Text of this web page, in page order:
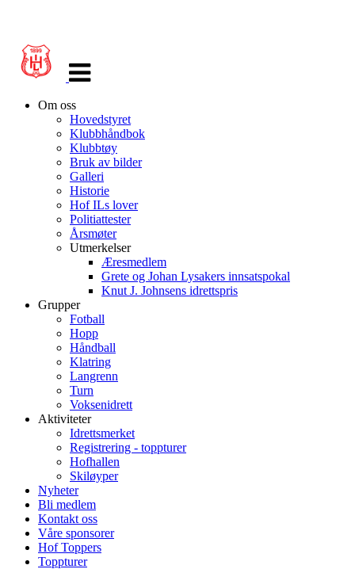
navigasjon
Om oss
Hovedstyret
Klubbhåndbok
Klubbtøy
Bruk av bilder
Galleri
Historie
Hof ILs lover
Politiattester
Årsmøter
Utmerkelser
Æresmedlem
Grete og Johan Lysakers innsatspokal
Knut J. Johnsens idrettspris
Grupper
Fotball
Hopp
Håndball
Klatring
Langrenn
Turn
Voksenidrett
Aktiviteter
Idrettsmerket
Registrering - toppturer
Hofhallen
Skiløyper
Nyheter
Bli medlem
Kontakt oss
Våre sponsorer
Hof Toppers
Toppturer